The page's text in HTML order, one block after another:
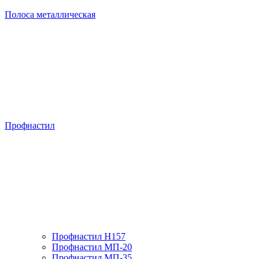
Полоса металлическая
Профнастил
Профнастил H157
Профнастил МП-20